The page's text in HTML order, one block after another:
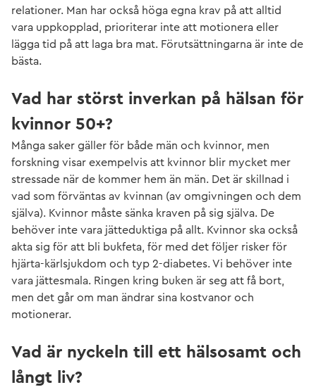
relationer. Man har också höga egna krav på att alltid
vara uppkopplad, prioriterar inte att motionera eller
lägga tid på att laga bra mat. Förutsättningarna är inte de
bästa.
Vad har störst inverkan på hälsan för
kvinnor 50+?
Många saker gäller för både män och kvinnor, men
forskning visar exempelvis att kvinnor blir mycket mer
stressade när de kommer hem än män. Det är skillnad i
vad som förväntas av kvinnan (av omgivningen och dem
själva). Kvinnor måste sänka kraven på sig själva. De
behöver inte vara jätteduktiga på allt. Kvinnor ska också
akta sig för att bli bukfeta, för med det följer risker för
hjärta-kärlsjukdom och typ 2-diabetes. Vi behöver inte
vara jättesmala. Ringen kring buken är seg att få bort,
men det går om man ändrar sina kostvanor och
motionerar.
Vad är nyckeln till ett hälsosamt och
långt liv?